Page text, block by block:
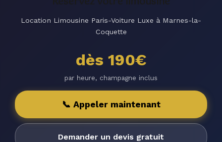
Location Limousine Paris-Voiture Luxe à Marnes-la-
Coquette
dès 190€
par heure, champagne inclus
📞 Appeler maintenant
Demander un devis gratuit